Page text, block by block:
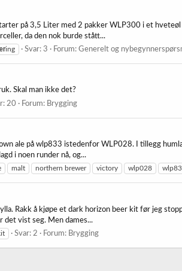
på 3,5 Liter med 2 pakker WLP300 i et hveteøl
da den nok burde stått...
ing Svar: 3 Forum: Generelt og
Skal man ikke det?
20 Forum: Brygging
ale på wlp833 istedenfor WLP028. I tillegg
i noen runder nå, og...
malt northern brewer victory wlp028
Rakk å kjøpe et dark horizon beer kit før jeg
det vist seg. Men dames...
Svar: 2 Forum: Brygging